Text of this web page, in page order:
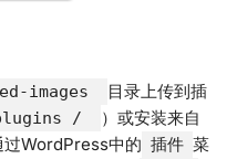
images
目录上传到插
/ ）或安装来自
过WordPress中的 插件 菜